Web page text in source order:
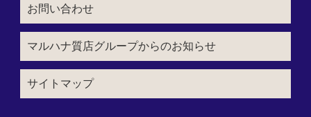
お問い合わせ
マルハナ質店グループからのお知らせ
サイトマップ